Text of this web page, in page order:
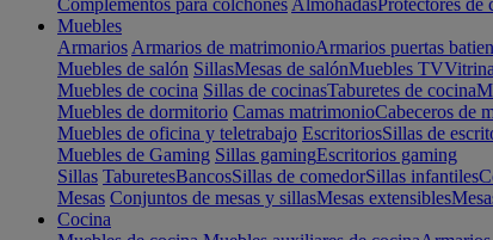
Complementos para colchones AlmohadasProtectores de
Muebles
Armarios Armarios de matrimonioArmarios puertas
Muebles de salón SillasMesas de salónMuebles TV
Muebles de cocina Sillas de cocinasTaburetes de cocina
Muebles de dormitorio Camas matrimonioCabeceros de
Muebles de oficina y teletrabajo EscritoriosSillas de
Muebles de Gaming Sillas gamingEscritorios gaming
Sillas TaburetesBancosSillas de comedorSillas infantiles
Mesas Conjuntos de mesas y sillasMesas extensibles
Cocina